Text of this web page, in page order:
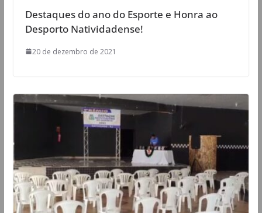
Destaques do ano do Esporte e Honra ao
Desporto Natividadense!
20 de dezembro de 2021